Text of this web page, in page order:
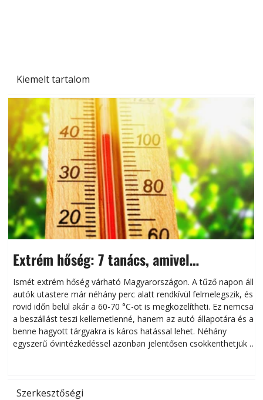
Kiemelt tartalom
Extrém hőség: 7 tanács, amivel
megóvhatjuk autónkat a nyári károktól
Ismét extrém hőség várható Magyarországon. A tűző napon álló
autók utastere már néhány perc alatt rendkívül felmelegszik, és
rövid időn belül akár a 60-70 °C-ot is megközelítheti. Ez nemcsak
a beszállást teszi kellemetlenné, hanem az autó állapotára és a
benne hagyott tárgyakra is káros hatással lehet. Néhány
egyszerű óvintézkedéssel azonban jelentősen csökkenthetjük a
Szerkesztőségi